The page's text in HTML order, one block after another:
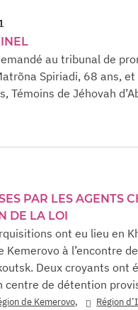
au tribunal de
Spiriadi, 68 ans,
Témoins de Jéhovah
PAR LES AGENTS
DE LA LOI
ont eu lieu en
Kemerovo à l’encontre
Deux croyants ont
centre de détention
de Kemerovo, Région